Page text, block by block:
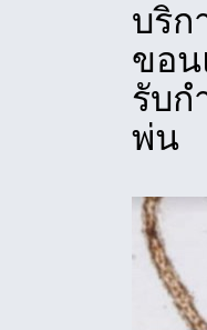
บริก
ขอ
รับก
พ่น